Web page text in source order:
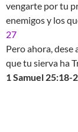
vengarte por tu
enemigos y los
27
Pero ahora, dese
que tu sierva ha
1 Samuel 25:18-